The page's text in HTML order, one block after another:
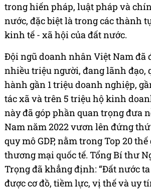
trong hiến pháp, luật pháp và
nước, đặc biệt là trong các thành
kinh tế - xã hội của đất nước.
Đội ngũ doanh nhân Việt Nam đã
nhiều triệu người, đang lãnh đạo,
hành gần 1 triệu doanh nghiệp,
tác xã và trên 5 triệu hộ kinh
này đã góp phần quan trọng đưa
Nam năm 2022 vươn lên đứng
quy mô GDP, nằm trong Top 20
thương mại quốc tế. Tổng Bí thư
Trọng đã khẳng định: “Đất nước
được cơ đồ, tiềm lực, vị thế và uy